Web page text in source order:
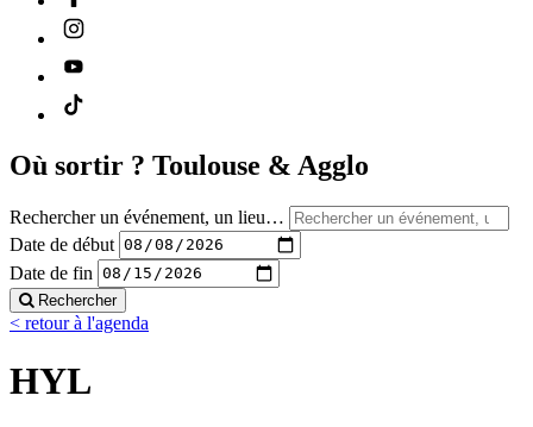
Où sortir ? Toulouse & Agglo
Rechercher un événement, un lieu…
Date de début
Date de fin
Rechercher
< retour à l'agenda
HYL